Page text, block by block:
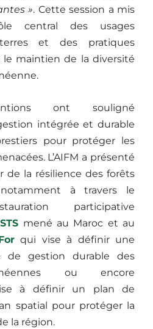
». Cette session a mis
central des usages
et des pratiques
le maintien de la diversité
ont souligné
intégrée et durable
pour protéger les
L’AIFM a présenté
de la résilience des forêts
notamment à travers le
participative
mené au Maroc et au
qui vise à définir une
de gestion durable des
ou encore
à définir un plan de
spatial pour protéger la
la région.